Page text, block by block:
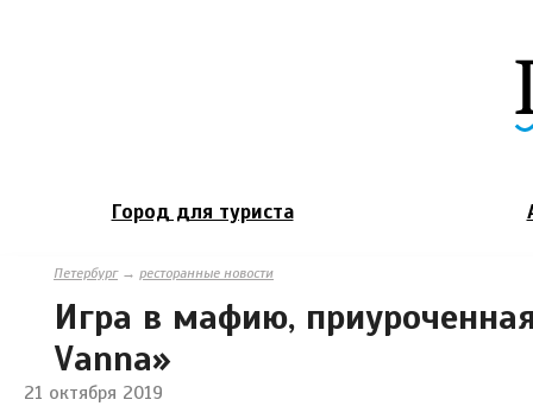
Город для туриста
Петербург→ ресторанные новости
Игра в мафию,
Vanna»
21 октября 2019